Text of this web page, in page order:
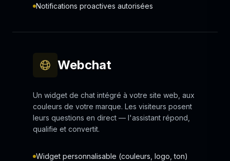
Notifications proactives autorisées
Webchat
Un widget de chat intégré à votre site web, aux
couleurs de votre marque. Les visiteurs posent
leurs questions en direct — l'assistant répond,
qualifie et convertit.
Widget personnalisable (couleurs, logo, ton)